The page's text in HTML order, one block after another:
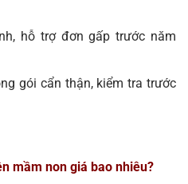
hỗ trợ đơn gấp trước năm
gói cẩn thận, kiểm tra trước
mầm non giá bao nhiêu?